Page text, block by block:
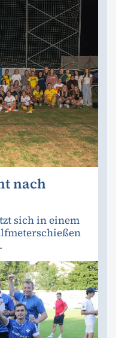
nach
sich in einem